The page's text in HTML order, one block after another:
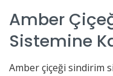
Amber
Sistemine
Amber çiçeği sindirim